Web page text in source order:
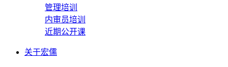
管理培训
内审员培训
近期公开课
关于宏儒